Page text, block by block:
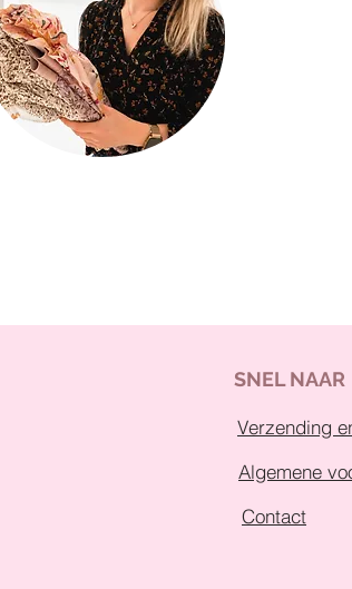
SNEL NAAR
Verzending
Algemene
Contact